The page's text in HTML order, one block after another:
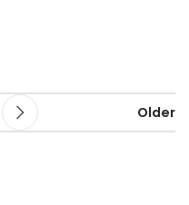
Older